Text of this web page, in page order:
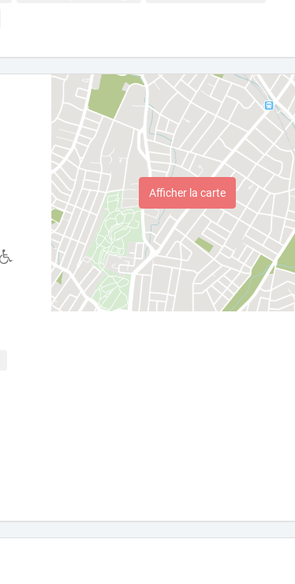
Afficher la carte